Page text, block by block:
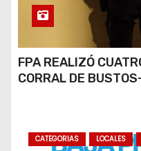
FPA REALIZÓ
CORRAL DE
CATEGORIAS LOCALES